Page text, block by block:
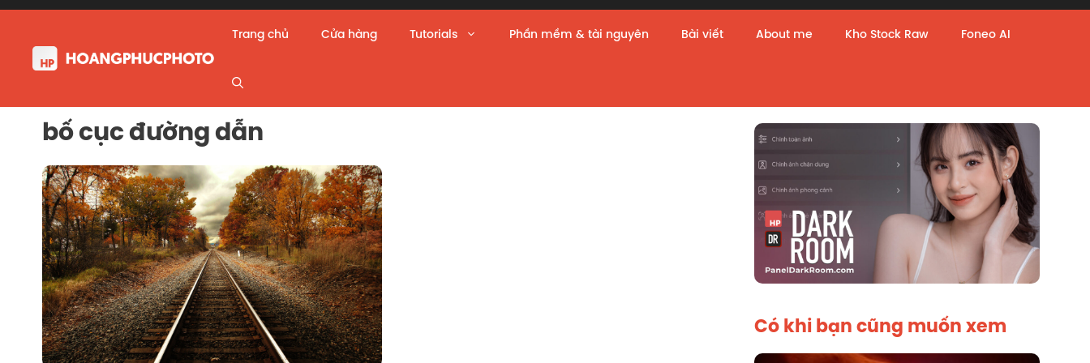
Skip
content
Trang chủ Cửa hàng Tutorials Phần mềm & tài nguyên Bài viết About me Kho Stock Raw Foneo AI
bố cục đường dẫn
Có khi bạn cũng muốn xem